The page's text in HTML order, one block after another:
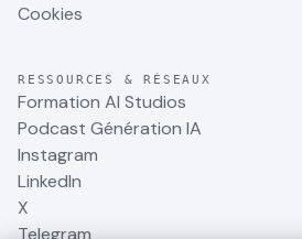
Cookies
RESSOURCES & RÉSEAUX
Formation AI Studios
Podcast Génération IA
Instagram
LinkedIn
X
Telegram